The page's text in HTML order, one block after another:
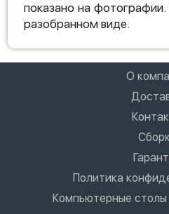
показано на фотографии.
разобранном виде.
О
Политика
Компьютерные